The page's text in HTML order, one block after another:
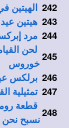
242 الهيتين
243 هيتين
244 مرد
245 لحن
خوروس
246 برلكس
247 تمثيلية
248 قطعة
نسبح نحن